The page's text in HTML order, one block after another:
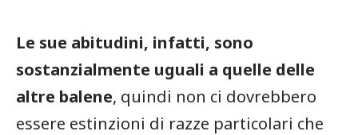
Le sue abitudini, infatti, sono
sostanzialmente uguali a quelle delle
altre balene, quindi non ci dovrebbero
essere estinzioni di razze particolari che